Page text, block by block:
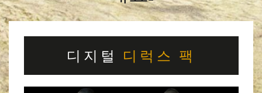
디지털 디럭스 팩